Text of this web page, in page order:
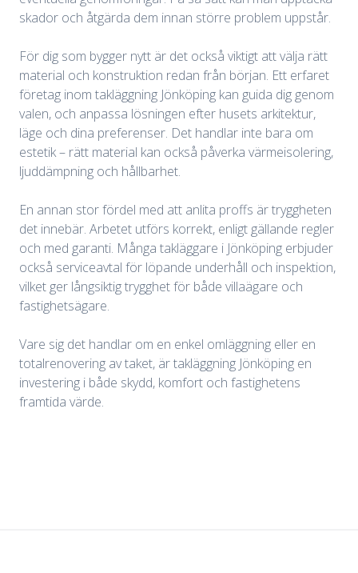
skador och åtgärda dem innan större problem uppstår.
För dig som bygger nytt är det också viktigt att välja rätt
material och konstruktion redan från början. Ett erfaret
företag inom takläggning Jönköping kan guida dig genom
valen, och anpassa lösningen efter husets arkitektur,
läge och dina preferenser. Det handlar inte bara om
estetik – rätt material kan också påverka värmeisolering,
ljuddämpning och hållbarhet.
En annan stor fördel med att anlita proffs är tryggheten
det innebär. Arbetet utförs korrekt, enligt gällande regler
och med garanti. Många takläggare i Jönköping erbjuder
också serviceavtal för löpande underhåll och inspektion,
vilket ger långsiktig trygghet för både villaägare och
fastighetsägare.
Vare sig det handlar om en enkel omläggning eller en
totalrenovering av taket, är takläggning Jönköping en
investering i både skydd, komfort och fastighetens
framtida värde.